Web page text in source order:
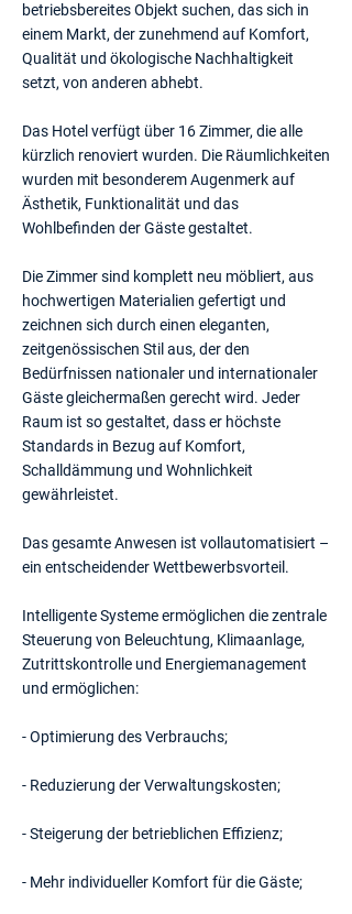
betriebsbereites Objekt suchen, das sich in
einem Markt, der zunehmend auf Komfort,
Qualität und ökologische Nachhaltigkeit
setzt, von anderen abhebt.
Das Hotel verfügt über 16 Zimmer, die alle
kürzlich renoviert wurden. Die Räumlichkeiten
wurden mit besonderem Augenmerk auf
Ästhetik, Funktionalität und das
Wohlbefinden der Gäste gestaltet.
Die Zimmer sind komplett neu möbliert, aus
hochwertigen Materialien gefertigt und
zeichnen sich durch einen eleganten,
zeitgenössischen Stil aus, der den
Bedürfnissen nationaler und internationaler
Gäste gleichermaßen gerecht wird. Jeder
Raum ist so gestaltet, dass er höchste
Standards in Bezug auf Komfort,
Schalldämmung und Wohnlichkeit
gewährleistet.
Das gesamte Anwesen ist vollautomatisiert –
ein entscheidender Wettbewerbsvorteil.
Intelligente Systeme ermöglichen die zentrale
Steuerung von Beleuchtung, Klimaanlage,
Zutrittskontrolle und Energiemanagement
und ermöglichen:
- Optimierung des Verbrauchs;
- Reduzierung der Verwaltungskosten;
- Steigerung der betrieblichen Effizienz;
- Mehr individueller Komfort für die Gäste;